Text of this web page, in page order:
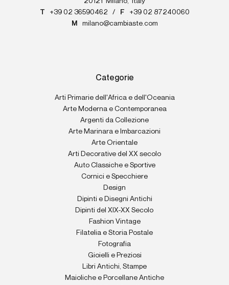
T
+39 02 36590462 / F
+39 02 87240060
M
milano@cambiaste.com
Categorie
Arti Primarie dell'Africa e dell'Oceania
Arte Moderna e Contemporanea
Argenti da Collezione
Arte Marinara e Imbarcazioni
Arte Orientale
Arti Decorative del XX secolo
Auto Classiche e Sportive
Cornici e Specchiere
Design
Dipinti e Disegni Antichi
Dipinti del XIX-XX Secolo
Fashion Vintage
Filatelia e Storia Postale
Fotografia
Gioielli e Preziosi
Libri Antichi, Stampe
Maioliche e Porcellane Antiche